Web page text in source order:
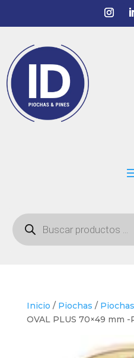
Búsqueda
de
productos
Inicio / Piochas /
OVAL PLUS 70×49 mm -